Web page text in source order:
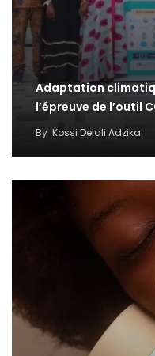
Adaptation
l’épreuve de l’outil
By Kossi Delali Adzika